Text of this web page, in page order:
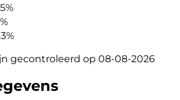
gecontroleerd op 08-08-2026